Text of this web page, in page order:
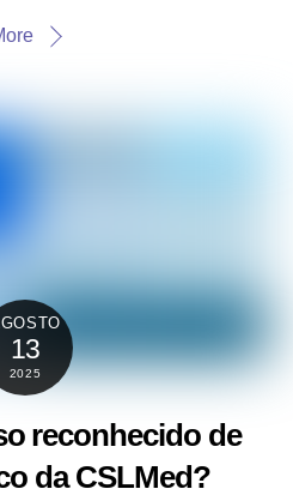
13
2025
reconhecido de
da CSLMed?